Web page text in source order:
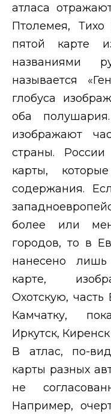
атласа
Птолемея,
пятой карте
названиями
называется
глобуса
оба
изображают
страны.
карты,
содержания.
более или
городов, то в
нанесено
карте,
Охотскую,
Камчатку,
Иркутск,
В атлас, по-
карты разных
не
Например,